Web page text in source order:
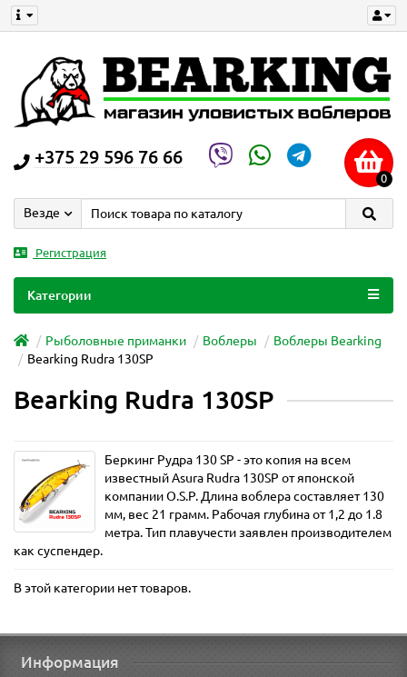
+375 29 596 76 66
0
Везде
Регистрация
Категории
Рыболовные приманки Воблеры
Воблеры Bearking
Bearking Rudra 130SP
Bearking Rudra 130SP
Беркинг Рудра 130 SP - это копия на всем
известный Asura Rudra 130SP от японской
компании O.S.P. Длина воблера составляет 130
мм, вес 21 грамм. Рабочая глубина от 1,2 до 1.8
метра. Тип плавучести заявлен производителем
как суспендер.
В этой категории нет товаров.
Информация